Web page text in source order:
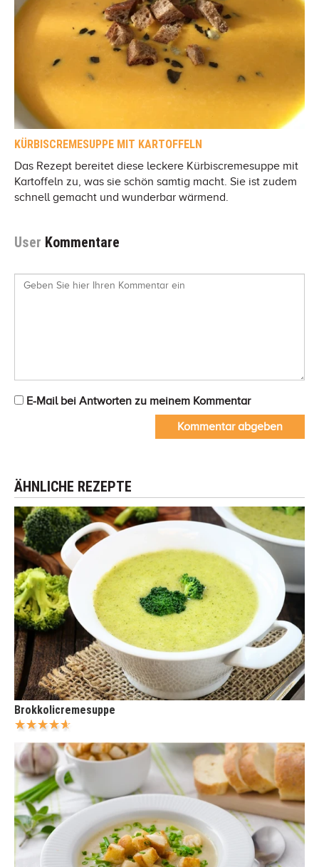
KÜRBISCREMESUPPE MIT KARTOFFELN
Das Rezept bereitet diese leckere Kürbiscremesuppe mit
Kartoffeln zu, was sie schön samtig macht. Sie ist zudem
schnell gemacht und wunderbar wärmend.
User Kommentare
E-Mail bei Antworten zu meinem Kommentar
Kommentar abgeben
ÄHNLICHE REZEPTE
Brokkolicremesuppe